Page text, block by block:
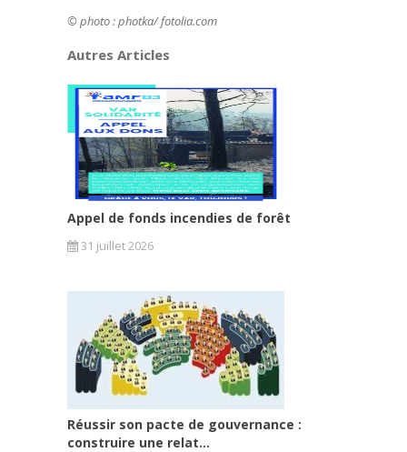
© photo : photka/ fotolia.com
Autres Articles
Appel de fonds incendies de forêt
31 juillet 2026
Réussir son pacte de gouvernance :
construire une relat...